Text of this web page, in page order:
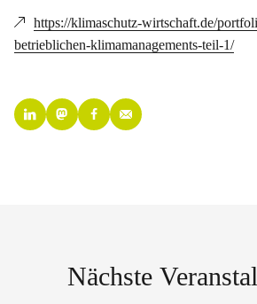
https://klimaschutz-wirtschaft.de/
betrieblichen-klimamanagements-teil-1/
Nächste